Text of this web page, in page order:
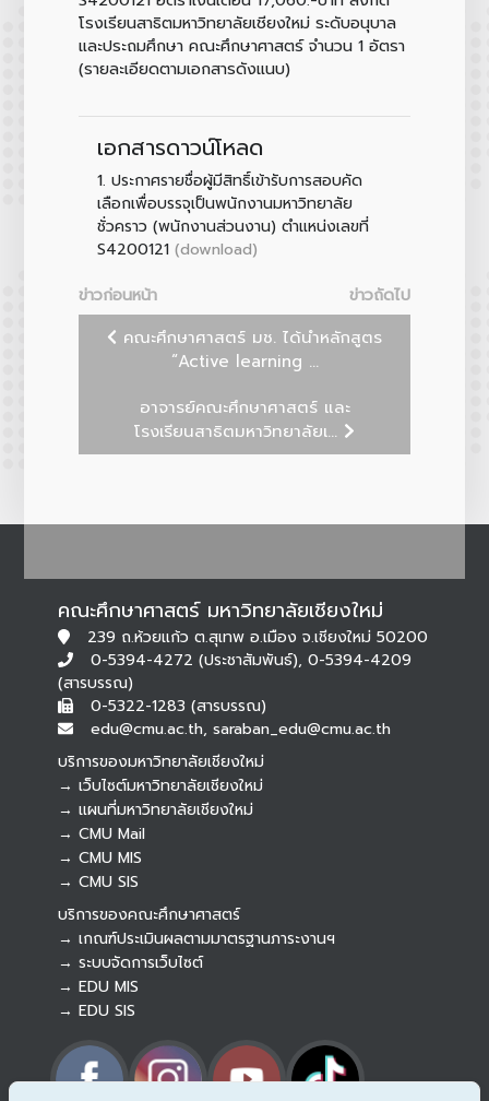
โรงเรียนสาธิตมหาวิทยาลัยเชียงใหม่ ระดับอนุบาล
และประถมศึกษา คณะศึกษาศาสตร์ จำนวน 1 อัตรา
(รายละเอียดตามเอกสารดังแนบ)
เอกสารดาวน์โหลด
1. ประกาศรายชื่อผู้มีสิทธิ์เข้ารับการสอบคัด
เลือกเพื่อบรรจุเป็นพนักงานมหาวิทยาลัย
ชั่วคราว (พนักงานส่วนงาน) ตำแหน่งเลขที่
S4200121 (download)
ข่าวก่อนหน้า
ข่าวถัดไป
คณะศึกษาศาสตร์ มช. ได้นำหลักสูตร
“Active learning ...
อาจารย์คณะศึกษาศาสตร์ และ
โรงเรียนสาธิตมหาวิทยาลัยเ...
คณะศึกษาศาสตร์ มหาวิทยาลัยเชียงใหม่
239 ถ.ห้วยแก้ว ต.สุเทพ อ.เมือง จ.เชียงใหม่ 50200
0-5394-4272 (ประชาสัมพันธ์), 0-5394-4209
(สารบรรณ)
0-5322-1283 (สารบรรณ)
edu@cmu.ac.th, saraban_edu@cmu.ac.th
บริการของมหาวิทยาลัยเชียงใหม่
→ เว็บไซต์มหาวิทยาลัยเชียงใหม่
→ แผนที่มหาวิทยาลัยเชียงใหม่
→ CMU Mail
→ CMU MIS
→ CMU SIS
บริการของคณะศึกษาศาสตร์
→ เกณฑ์ประเมินผลตามมาตรฐานภาระงานฯ
→ ระบบจัดการเว็บไซต์
→ EDU MIS
→ EDU SIS
Botnoi Assistant
Connecting…